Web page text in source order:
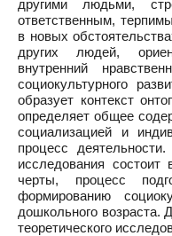
другими людьми,
ответственным,
в новых
других людей,
внутренний
социокультурного
образует контекст
определяет общее
социализацией и
процесс
исследования
черты, процесс
формированию
дошкольного возраста.
теоретического